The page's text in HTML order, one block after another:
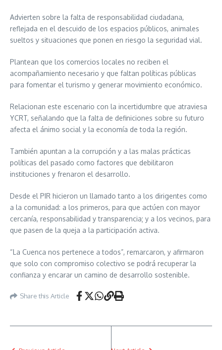
Advierten sobre la falta de responsabilidad ciudadana,
reflejada en el descuido de los espacios públicos, animales
sueltos y situaciones que ponen en riesgo la seguridad vial.
Plantean que los comercios locales no reciben el
acompañamiento necesario y que faltan políticas públicas
para fomentar el turismo y generar movimiento económico.
Relacionan este escenario con la incertidumbre que atraviesa
YCRT, señalando que la falta de definiciones sobre su futuro
afecta el ánimo social y la economía de toda la región.
También apuntan a la corrupción y a las malas prácticas
políticas del pasado como factores que debilitaron
instituciones y frenaron el desarrollo.
Desde el PIR hicieron un llamado tanto a los dirigentes como
a la comunidad: a los primeros, para que actúen con mayor
cercanía, responsabilidad y transparencia; y a los vecinos, para
que pasen de la queja a la participación activa.
“La Cuenca nos pertenece a todos”, remarcaron, y afirmaron
que solo con compromiso colectivo se podrá recuperar la
confianza y encarar un camino de desarrollo sostenible.
Share this Article